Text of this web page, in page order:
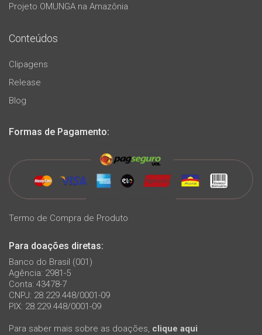
Projeto OMUNGA na Amazônia
Conteúdos
Clipagens
Release
Blog
Formas de Pagamento:
Termo de Compra de Produto
Para doações diretas:
Banco do Brasil (001)
Agência: 2981-5
Conta: 43478-7
CNPJ: 28.229.448/0001-09
PIX: 28.229.448/0001-09
Para saber mais sobre as doações, clique aqui